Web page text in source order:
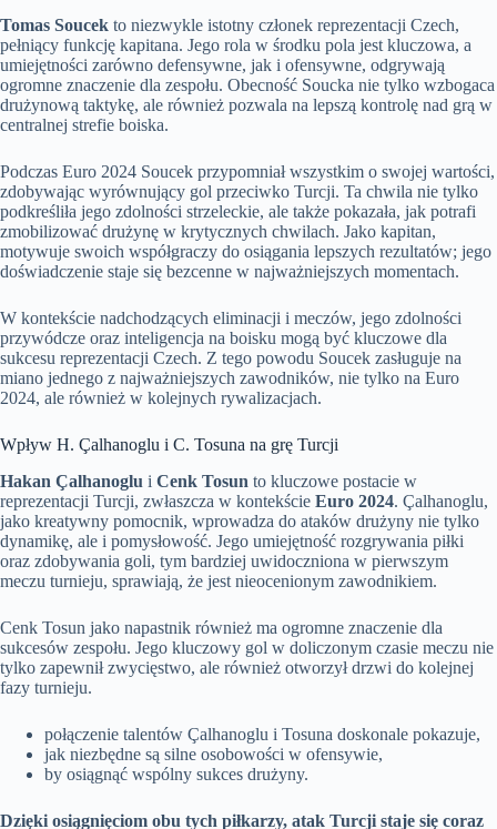
Tomas Soucek to niezwykle istotny członek reprezentacji Czech,
pełniący funkcję kapitana. Jego rola w środku pola jest kluczowa, a
umiejętności zarówno defensywne, jak i ofensywne, odgrywają
ogromne znaczenie dla zespołu. Obecność Soucka nie tylko wzbogaca
drużynową taktykę, ale również pozwala na lepszą kontrolę nad grą w
centralnej strefie boiska.
Podczas Euro 2024 Soucek przypomniał wszystkim o swojej wartości,
zdobywając wyrównujący gol przeciwko Turcji. Ta chwila nie tylko
podkreśliła jego zdolności strzeleckie, ale także pokazała, jak potrafi
zmobilizować drużynę w krytycznych chwilach. Jako kapitan,
motywuje swoich współgraczy do osiągania lepszych rezultatów; jego
doświadczenie staje się bezcenne w najważniejszych momentach.
W kontekście nadchodzących eliminacji i meczów, jego zdolności
przywódcze oraz inteligencja na boisku mogą być kluczowe dla
sukcesu reprezentacji Czech. Z tego powodu Soucek zasługuje na
miano jednego z najważniejszych zawodników, nie tylko na Euro
2024, ale również w kolejnych rywalizacjach.
Wpływ H. Çalhanoglu i C. Tosuna na grę Turcji
Hakan Çalhanoglu i Cenk Tosun to kluczowe postacie w
reprezentacji Turcji, zwłaszcza w kontekście Euro 2024. Çalhanoglu,
jako kreatywny pomocnik, wprowadza do ataków drużyny nie tylko
dynamikę, ale i pomysłowość. Jego umiejętność rozgrywania piłki
oraz zdobywania goli, tym bardziej uwidoczniona w pierwszym
meczu turnieju, sprawiają, że jest nieocenionym zawodnikiem.
Cenk Tosun jako napastnik również ma ogromne znaczenie dla
sukcesów zespołu. Jego kluczowy gol w doliczonym czasie meczu nie
tylko zapewnił zwycięstwo, ale również otworzył drzwi do kolejnej
fazy turnieju.
połączenie talentów Çalhanoglu i Tosuna doskonale pokazuje,
jak niezbędne są silne osobowości w ofensywie,
by osiągnąć wspólny sukces drużyny.
Dzięki osiągnięciom obu tych piłkarzy, atak Turcji staje się coraz